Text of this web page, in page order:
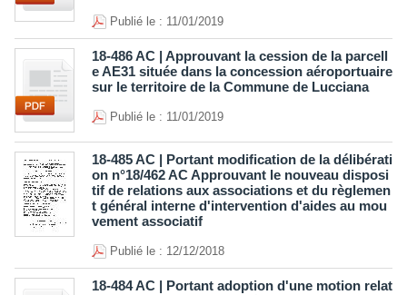
Publié le : 11/01/2019
18-486 AC | Approuvant la cession de la parcell
e AE31 située dans la concession aéroportuaire
sur le territoire de la Commune de Lucciana
Publié le : 11/01/2019
18-485 AC | Portant modification de la délibérati
on n°18/462 AC Approuvant le nouveau disposi
tif de relations aux associations et du règlemen
t général interne d'intervention d'aides au mou
vement associatif
Publié le : 12/12/2018
18-484 AC | Portant adoption d'une motion relat